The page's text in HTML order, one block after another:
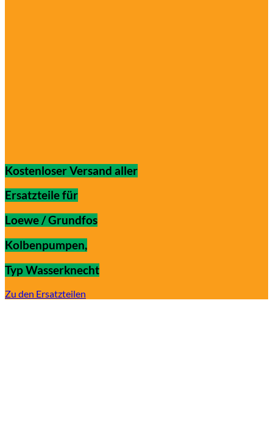
Kostenloser Versand aller
Ersatzteile für
Loewe / Grundfos
Kolbenpumpen,
Typ Wasserknecht
Zu den Ersatzteilen